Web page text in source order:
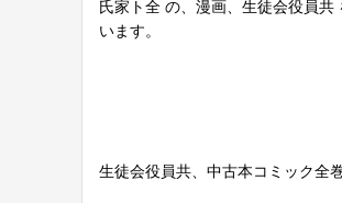
氏家ト全 の、漫画、生徒会役員
います。
生徒会役員共、中古本コミック全